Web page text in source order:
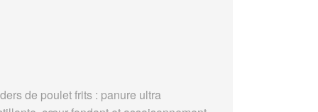
de poulet frits : panure ultra